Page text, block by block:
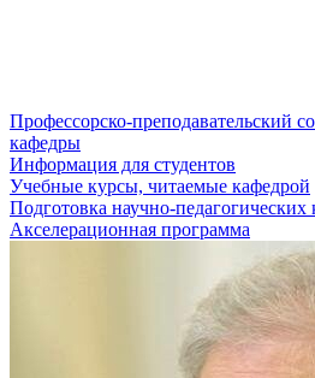
Профессорско-преподавательский
кафедры
Информация для студентов
Учебные курсы, читаемые кафедрой
Подготовка научно-педагогических
Акселерационная программа